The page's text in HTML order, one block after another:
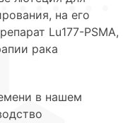
на его
Lu177-PSMA,
рака
в нашем